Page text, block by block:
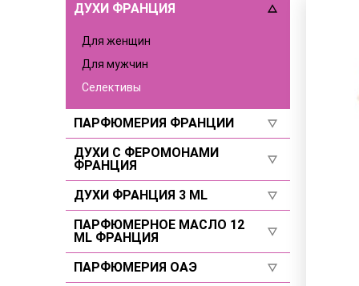
ДУХИ ФРАНЦИЯ
Для женщин
Для мужчин
Селективы
ПАРФЮМЕРИЯ ФРАНЦИИ
Для женщин
Для мужчин
Селективы
ДУХИ С ФЕРОМОНАМИ
ФРАНЦИЯ
Селективы
Для женщин
Для мужчин
ДУХИ ФРАНЦИЯ 3 ML
Для женщин
Для мужчин
Селективы
ПАРФЮМЕРНОЕ МАСЛО 12
ML ФРАНЦИЯ
Для женщин
ПАРФЮМЕРИЯ ОАЭ